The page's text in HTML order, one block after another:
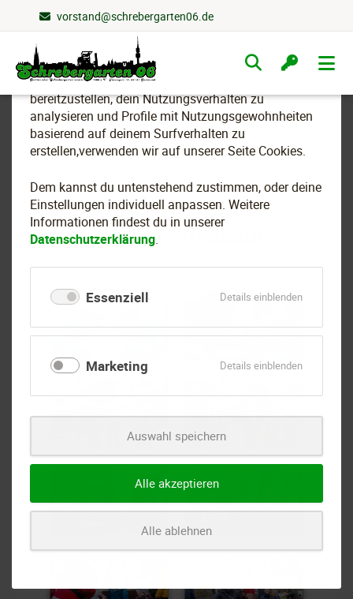
Wir nutzen Cookies
Um essenzielle Funktionen dieser Webseite
bereitzustellen, dein Nutzungsverhalten zu
analysieren und Profile mit Nutzungsgewohnheiten
basierend auf deinem Surfverhalten zu
erstellen,verwenden wir auf unserer Seite Cookies.
Dem kannst du untenstehend zustimmen, oder deine
Einstellungen individuell anpassen. Weitere
Informationen findest du in unserer
Datenschutzerklärung.
Essenziell Details einblendenfür
Marketing Details einblendenfür
Auswahl speichern
Alle akzeptieren
Alle ablehnen
vorstand@schrebergarten06.de
Navigation
überspringen
2021
Weihnachtsmann